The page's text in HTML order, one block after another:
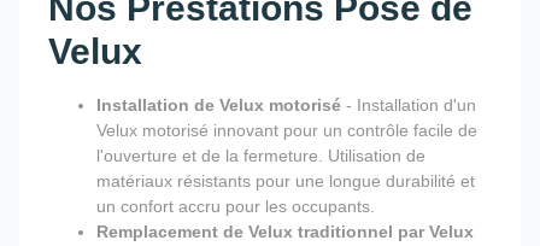
Nos Prestations Pose de
Velux
Installation de Velux motorisé - Installation d'un
Velux motorisé innovant pour un contrôle facile de
l'ouverture et de la fermeture. Utilisation de
matériaux résistants pour une longue durabilité et
un confort accru pour les occupants.
Remplacement de Velux traditionnel par Velux